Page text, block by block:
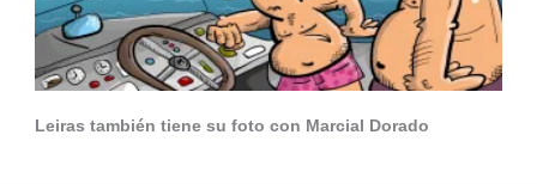
Leiras también tiene su foto con Marcial Dorado